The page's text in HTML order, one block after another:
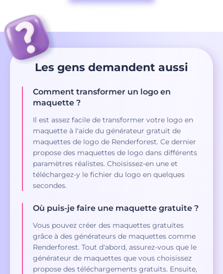
Les gens demandent aussi
Comment transformer un logo en
maquette ?
Il est assez facile de transformer votre logo en
maquette à l'aide du générateur gratuit de
maquettes de logo de Renderforest. Ce dernier
propose des maquettes de logo dans différents
paramètres réalistes. Choisissez-en une et
téléchargez-y le fichier du logo en quelques
secondes.
Où puis-je faire une maquette gratuite ?
Vous pouvez créer des maquettes gratuites
grâce à des générateurs de maquettes comme
Renderforest. Tout d'abord, assurez-vous que le
générateur de maquettes que vous choisissez
propose des téléchargements gratuits. Ensuite,